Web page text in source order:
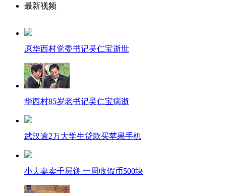
最新视频
原华西村党委书记吴仁宝逝世
华西村85岁老书记吴仁宝病逝
武汉逾2万大学生贷款买苹果手机
小夫妻卖千层饼 一周收假币500块